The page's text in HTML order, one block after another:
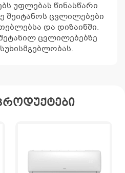
უფლებას წინასწარი
შეიტანოს ცვლილებები
და დიზაინში.
ცვლილებებზე